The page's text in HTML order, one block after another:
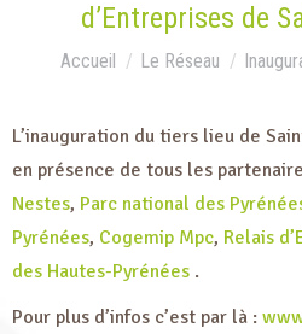
d’Entreprises de
Vous êtes ici :
Accueil Le Réseau
L’inauguration du tiers lieu de
en présence de tous les
Nestes, Parc national des
Pyrénées, Cogemip Mpc, Relais
des Hautes-Pyrénées .
Pour plus d’infos c’est par là :